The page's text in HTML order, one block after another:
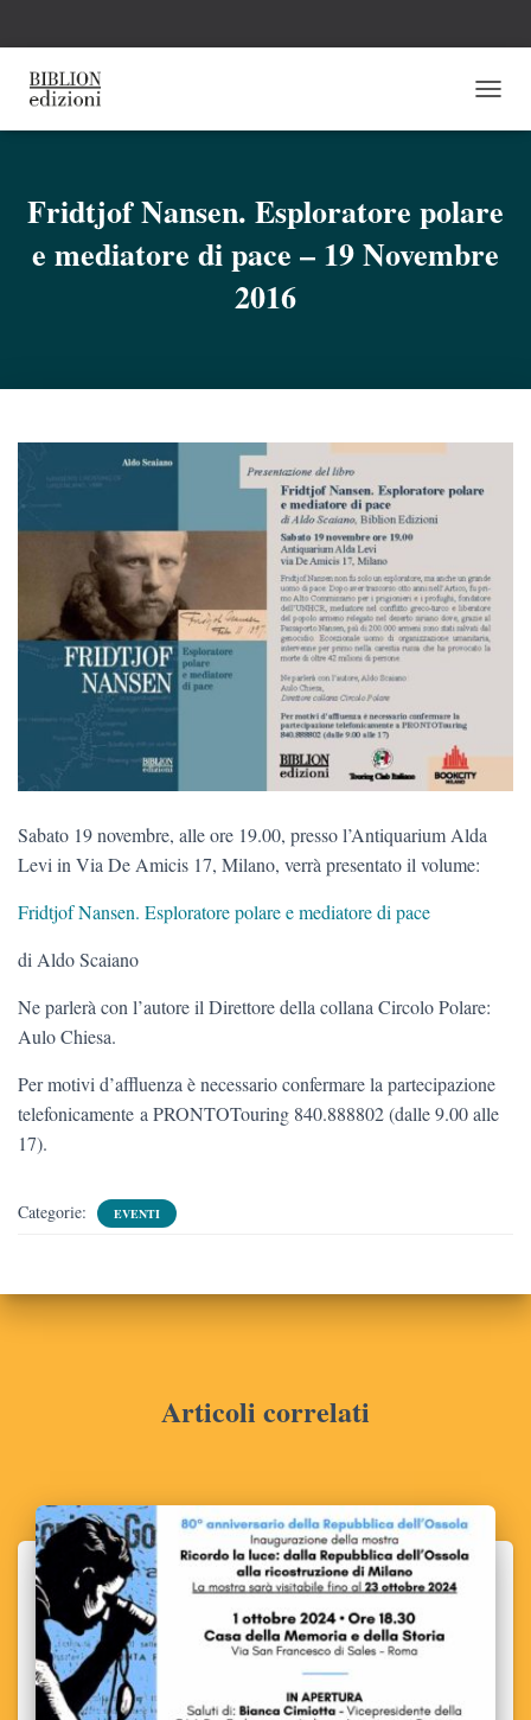
A
A
I
L
Fridtjof Nansen. Esploratore polare
e mediatore di pace – 19 Novembre
2016
Sabato 19 novembre, alle ore 19.00, presso l’Antiquarium Alda
Levi in Via De Amicis 17, Milano, verrà presentato il volume:
Fridtjof Nansen. Esploratore polare e mediatore di pace
di Aldo Scaiano
Ne parlerà con l’autore il Direttore della collana Circolo Polare:
Aulo Chiesa.
Per motivi d’affluenza è necessario confermare la partecipazione
telefonicamente a PRONTOTouring 840.888802 (dalle 9.00 alle
17).
Categorie: EVENTI
Articoli correlati